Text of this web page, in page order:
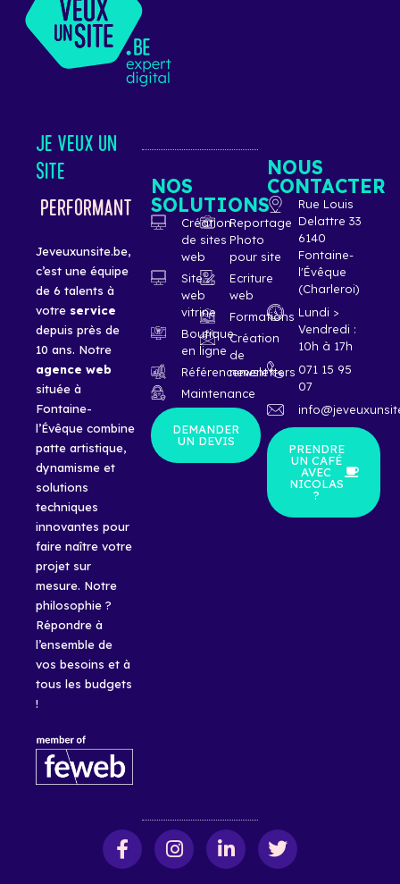
JE VEUX UN
SITE
PERFORMANT
Jeveuxunsite.be,
c’est une équipe
de 6 talents à
votre service
depuis près de
10 ans. Notre
agence web
située à
Fontaine-
l’Évêque combine
patte artistique,
dynamisme et
solutions
techniques
innovantes pour
faire naître votre
projet sur
mesure. Notre
philosophie ?
Répondre à
l’ensemble de
vos besoins et à
tous les budgets
!
NOS
SOLUTIONS
Création
de sites
web
Site
web
vitrine
Boutique
en ligne
Référencement
Maintenance
Reportage
Photo
pour site
Ecriture
web
Formations
Création
de
newsletters
DEMANDER
UN DEVIS
NOUS
CONTACTER
Rue Louis
Delattre 33
6140
Fontaine-
l'Évêque
(Charleroi)
Lundi >
Vendredi :
10h à 17h
071 15 95
07
PRENDRE
UN CAFÉ
AVEC
NICOLAS
?